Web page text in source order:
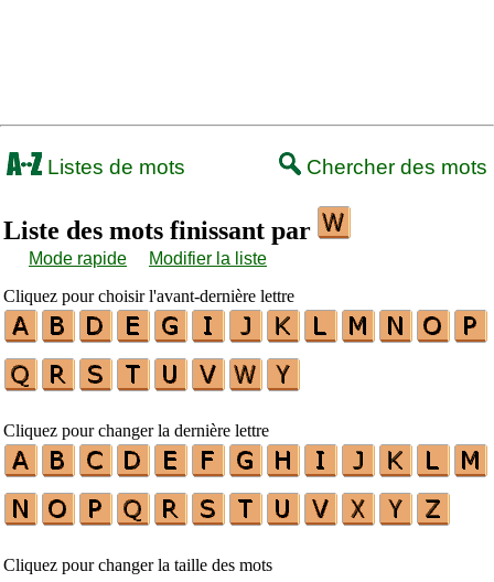
Listes de mots Chercher des mots
Liste des mots finissant par
Mode rapide
Modifier la liste
Cliquez pour choisir l'avant-dernière lettre
Cliquez pour changer la dernière lettre
Cliquez pour changer la taille des mots